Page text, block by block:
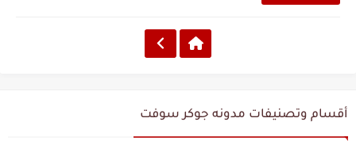
أقسام وتصنيفات مدونه جوكر سوفت